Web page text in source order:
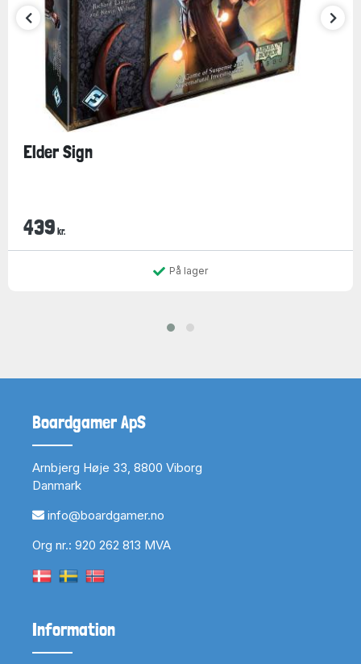
Elder Sign
439 kr.
På lager
Boardgamer ApS
Arnbjerg Høje 33, 8800 Viborg
Danmark
info@boardgamer.no
Org nr.: 920 262 813 MVA
Information